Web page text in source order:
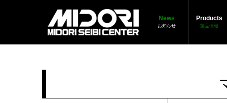
News
お知らせ
Products
製品情報